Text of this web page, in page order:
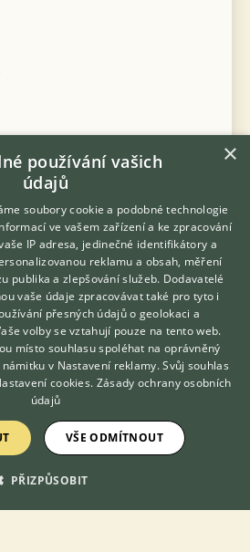
Hledáte zvířecího kamaráda?
Zdarma vám poradí
VETERINÁŘ ONLINE
KONZULTOVAT S
VETERINÁŘEM
×
používání vašich
údajů
soubory cookie a podobné technologie
ve vašem zařízení a ke zpracování
IP adresa, jedinečné identifikátory a
reklamu a obsah, měření
publika a zlepšování služeb. Dodavatelé
vaše údaje zpracovávat také pro tyto i
přesných údajů o geolokaci a
volby se vztahují pouze na tento web.
místo souhlasu spoléhat na oprávněný
v Nastavení reklamy. Svůj souhlas
cookies. Zásady ochrany osobních
údajů
VŠE ODMÍTNOUT
PŘIZPŮSOBIT